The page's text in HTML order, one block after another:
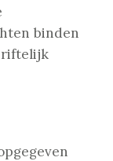
binden